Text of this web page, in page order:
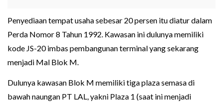
Penyediaan tempat usaha sebesar 20 persen itu diatur dalam
Perda Nomor 8 Tahun 1992. Kawasan ini dulunya memiliki
kode JS-20 imbas pembangunan terminal yang sekarang
menjadi Mal Blok M.
Dulunya kawasan Blok M memiliki tiga plaza semasa di
bawah naungan PT LAL, yakni Plaza 1 (saat ini menjadi